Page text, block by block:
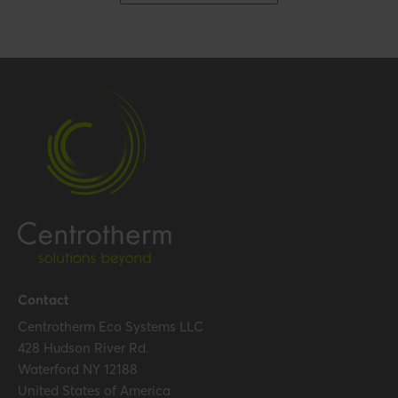
Certificates (US/CAN)
Hide all specifications
Contact
Centrotherm Eco Systems LLC
428 Hudson River Rd.
Waterford NY 12188
United States of America